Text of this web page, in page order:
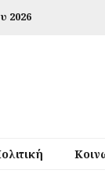
2026